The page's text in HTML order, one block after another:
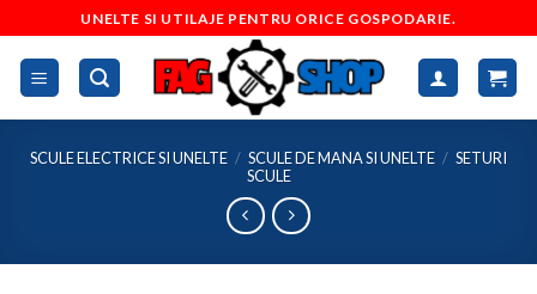
to
content
UNELTE SI UTILAJE PENTRU ORICE GOSPODARIE.
SCULE ELECTRICE SI UNELTE / SCULE DE MANA SI UNELTE / SETURI
SCULE